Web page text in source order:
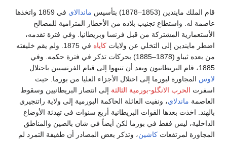
قام الملك مايندين (1853–1878) بتأسيس ماندالاي
في 1859 واتخذها
عاصمة له. واستطاع تجنيب بلاده من الأخطار المترامية للمصالح
الأستعمارية المشتركة من قبل فرنسا وبريطانيا. وفي فترة تقدمه،
اضطر مايندين إلى التخلي عن ولايات كاياه
في 1875. ولم يقم خليفته
من بعده ثيباو (1878–1885) بحركات تذكر في فترة حكمه. وفي
1885، قام البريطانيون وبعد أن تنبهوا إلى قيام الفرنسيين باحتلال
لاوس المجاورة لبورما إلى احتلال الأجزاء العليا من بورما. حيث
اسفرت الحرب الانگلو-بورمية الثالثة إلى انتصار البريطانيين وسقوط
العاصمة ماندلاي، ونفيت العائلة الحاكمة البورمية إلى ولاية راتنجيري
بالهند. اخذت بعدها القوات البريطانية أربع سنوات في تهدئة الأوضاع
الداخلية، ليس فقط في بورما لكن أيضاً في شان بالصين والمناطق
المجاورة لمرتفعات كاشين، وتذكر بعض المصادر أن طفيفة التمرد لم